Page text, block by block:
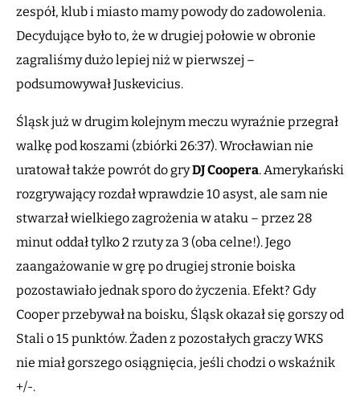
zespół, klub i miasto mamy powody do zadowolenia.
Decydujące było to, że w drugiej połowie w obronie
zagraliśmy dużo lepiej niż w pierwszej –
podsumowywał Juskevicius.
Śląsk już w drugim kolejnym meczu wyraźnie przegrał
walkę pod koszami (zbiórki 26:37). Wrocławian nie
uratował także powrót do gryDJ Coopera. Amerykański
rozgrywający rozdał wprawdzie 10 asyst, ale sam nie
stwarzał wielkiego zagrożenia w ataku – przez 28
minut oddał tylko 2 rzuty za 3 (oba celne!). Jego
zaangażowanie w grę po drugiej stronie boiska
pozostawiało jednak sporo do życzenia. Efekt? Gdy
Cooper przebywał na boisku, Śląsk okazał się gorszy od
Stali o 15 punktów. Żaden z pozostałych graczy WKS
nie miał gorszego osiągnięcia, jeśli chodzi o wskaźnik
+/-.